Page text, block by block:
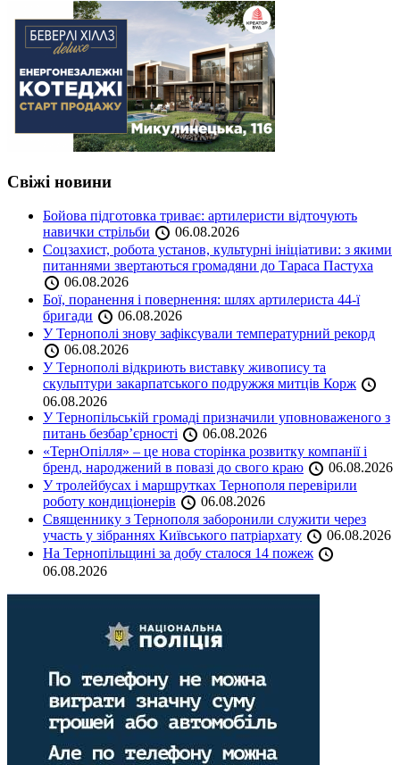
Свіжі новини
Бойова підготовка триває: артилеристи відточують
навички стрільби
06.08.2026
Соцзахист, робота установ, культурні ініціативи: з якими
питаннями звертаються громадяни до Тараса Пастуха
06.08.2026
Бої, поранення і повернення: шлях артилериста 44-ї
бригади
06.08.2026
У Тернополі знову зафіксували температурний рекорд
06.08.2026
У Тернополі відкриють виставку живопису та
скульптури закарпатського подружжя митців Корж
06.08.2026
У Тернопільській громаді призначили уповноваженого з
питань безбар’єрності
06.08.2026
«ТернОпілля» – це нова сторінка розвитку компанії і
бренд, народжений в повазі до свого краю
06.08.2026
У тролейбусах і маршрутках Тернополя перевірили
роботу кондиціонерів
06.08.2026
Священнику з Тернополя заборонили служити через
участь у зібраннях Київського патріархату
06.08.2026
На Тернопільщині за добу сталося 14 пожеж
06.08.2026